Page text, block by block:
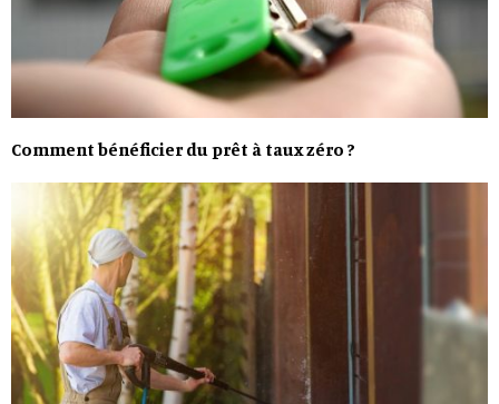
Comment bénéficier du prêt à taux zéro ?